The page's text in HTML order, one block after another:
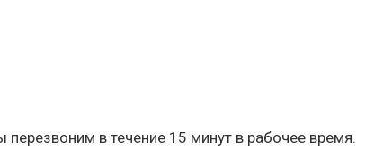
в течение 15 минут в рабочее время.